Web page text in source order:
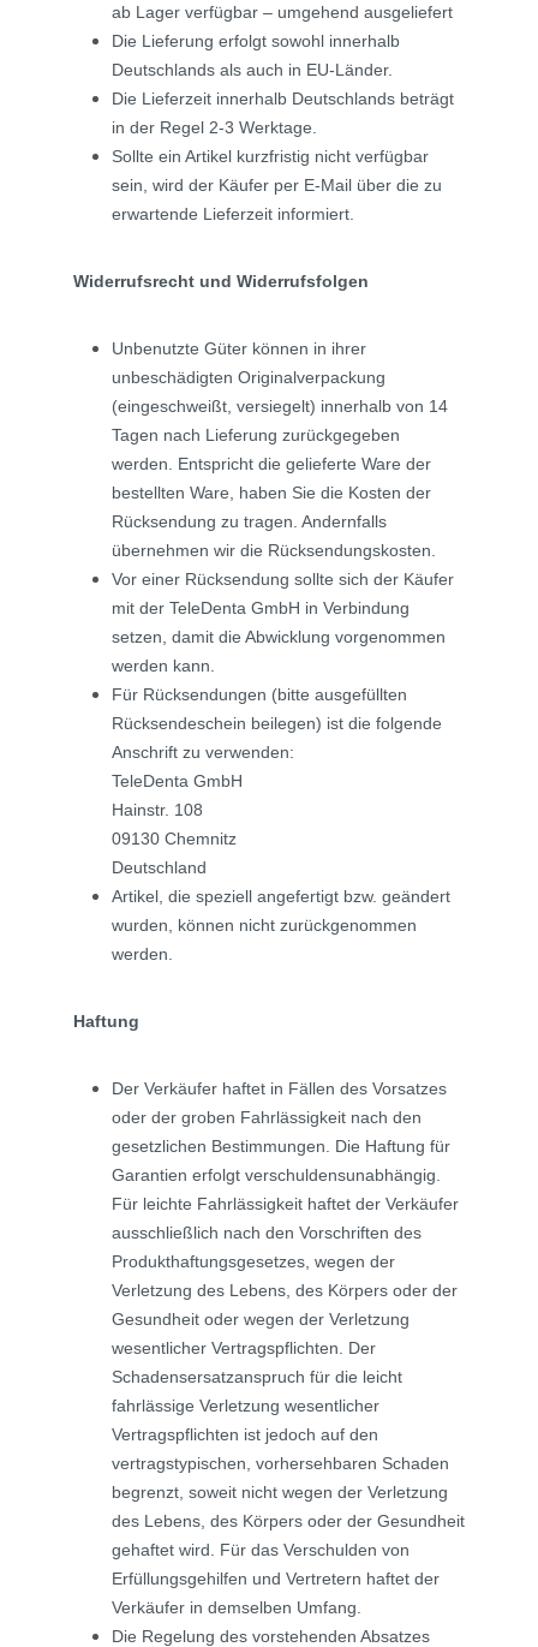
ab Lager verfügbar – umgehend ausgeliefert
Die Lieferung erfolgt sowohl innerhalb
Deutschlands als auch in EU-Länder.
Die Lieferzeit innerhalb Deutschlands beträgt
in der Regel 2-3 Werktage.
Sollte ein Artikel kurzfristig nicht verfügbar
sein, wird der Käufer per E-Mail über die zu
erwartende Lieferzeit informiert.
Widerrufsrecht und Widerrufsfolgen
Unbenutzte Güter können in ihrer
unbeschädigten Originalverpackung
(eingeschweißt, versiegelt) innerhalb von 14
Tagen nach Lieferung zurückgegeben
werden. Entspricht die gelieferte Ware der
bestellten Ware, haben Sie die Kosten der
Rücksendung zu tragen. Andernfalls
übernehmen wir die Rücksendungskosten.
Vor einer Rücksendung sollte sich der Käufer
mit der TeleDenta GmbH in Verbindung
setzen, damit die Abwicklung vorgenommen
werden kann.
Für Rücksendungen (bitte ausgefüllten
Rücksendeschein beilegen) ist die folgende
Anschrift zu verwenden:
TeleDenta GmbH
Hainstr. 108
09130 Chemnitz
Deutschland
Artikel, die speziell angefertigt bzw. geändert
wurden, können nicht zurückgenommen
werden.
Haftung
Der Verkäufer haftet in Fällen des Vorsatzes
oder der groben Fahrlässigkeit nach den
gesetzlichen Bestimmungen. Die Haftung für
Garantien erfolgt verschuldensunabhängig.
Für leichte Fahrlässigkeit haftet der Verkäufer
ausschließlich nach den Vorschriften des
Produkthaftungsgesetzes, wegen der
Verletzung des Lebens, des Körpers oder der
Gesundheit oder wegen der Verletzung
wesentlicher Vertragspflichten. Der
Schadensersatzanspruch für die leicht
fahrlässige Verletzung wesentlicher
Vertragspflichten ist jedoch auf den
vertragstypischen, vorhersehbaren Schaden
begrenzt, soweit nicht wegen der Verletzung
des Lebens, des Körpers oder der Gesundheit
gehaftet wird. Für das Verschulden von
Erfüllungsgehilfen und Vertretern haftet der
Verkäufer in demselben Umfang.
Die Regelung des vorstehenden Absatzes